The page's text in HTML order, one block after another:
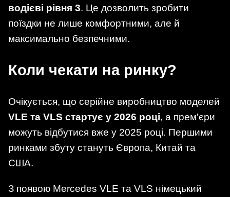
водієві рівня 3. Це дозволить зробити
поїздки не лише комфортними, але й
максимально безпечними.
Коли чекати на ринку?
Очікується, що серійне виробництво моделей
VLE та VLS стартує у 2026 році, а прем'єри
можуть відбутися вже у 2025 році. Першими
ринками збуту стануть Європа, Китай та
США.
З появою Mercedes VLE та VLS німецький